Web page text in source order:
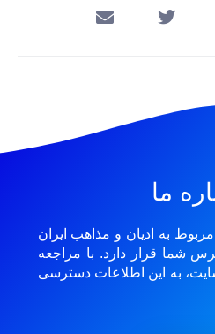
ما
به ادیان و مذاهب ایران
شما قرار دارد. با مراجعه
به این اطلاعات دسترسی